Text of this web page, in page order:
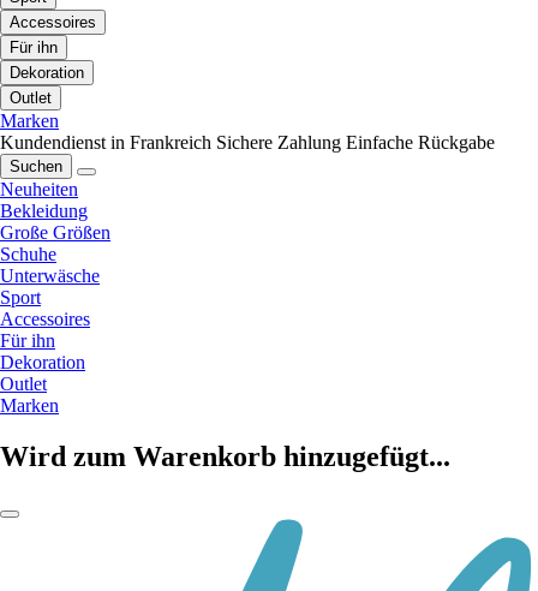
Accessoires
Für ihn
Dekoration
Outlet
Marken
Kundendienst in Frankreich Sichere Zahlung Einfache Rückgabe
Suchen
Neuheiten
Bekleidung
Große Größen
Schuhe
Unterwäsche
Sport
Accessoires
Für ihn
Dekoration
Outlet
Marken
Wird zum Warenkorb hinzugefügt...